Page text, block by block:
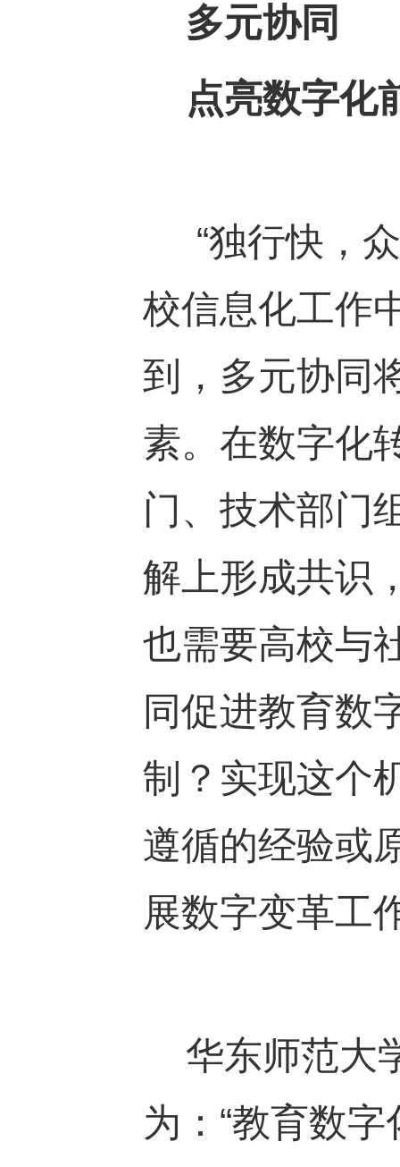
多元协同
点亮数字化
“独行快，众
校信息化工作
到，多元协同
素。在数字化
门、技术部门
解上形成共识
也需要高校与
同促进教育数
制？实现这个
遵循的经验或
展数字变革工
华东师范大
为：“教育数